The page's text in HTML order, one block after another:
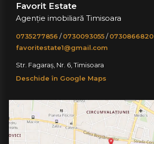
Favorit Estate
Agenție imobiliară Timisoara
0735277856 /0730093055/0730866820
favoritestate1@gmail.com
Str. Fagaraș, Nr. 6, Timisoara
Deschide în Google Maps